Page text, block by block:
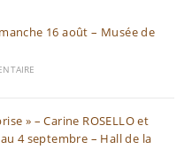
16 août – Musée de
» – Carine ROSELLO et
4 septembre – Hall de la